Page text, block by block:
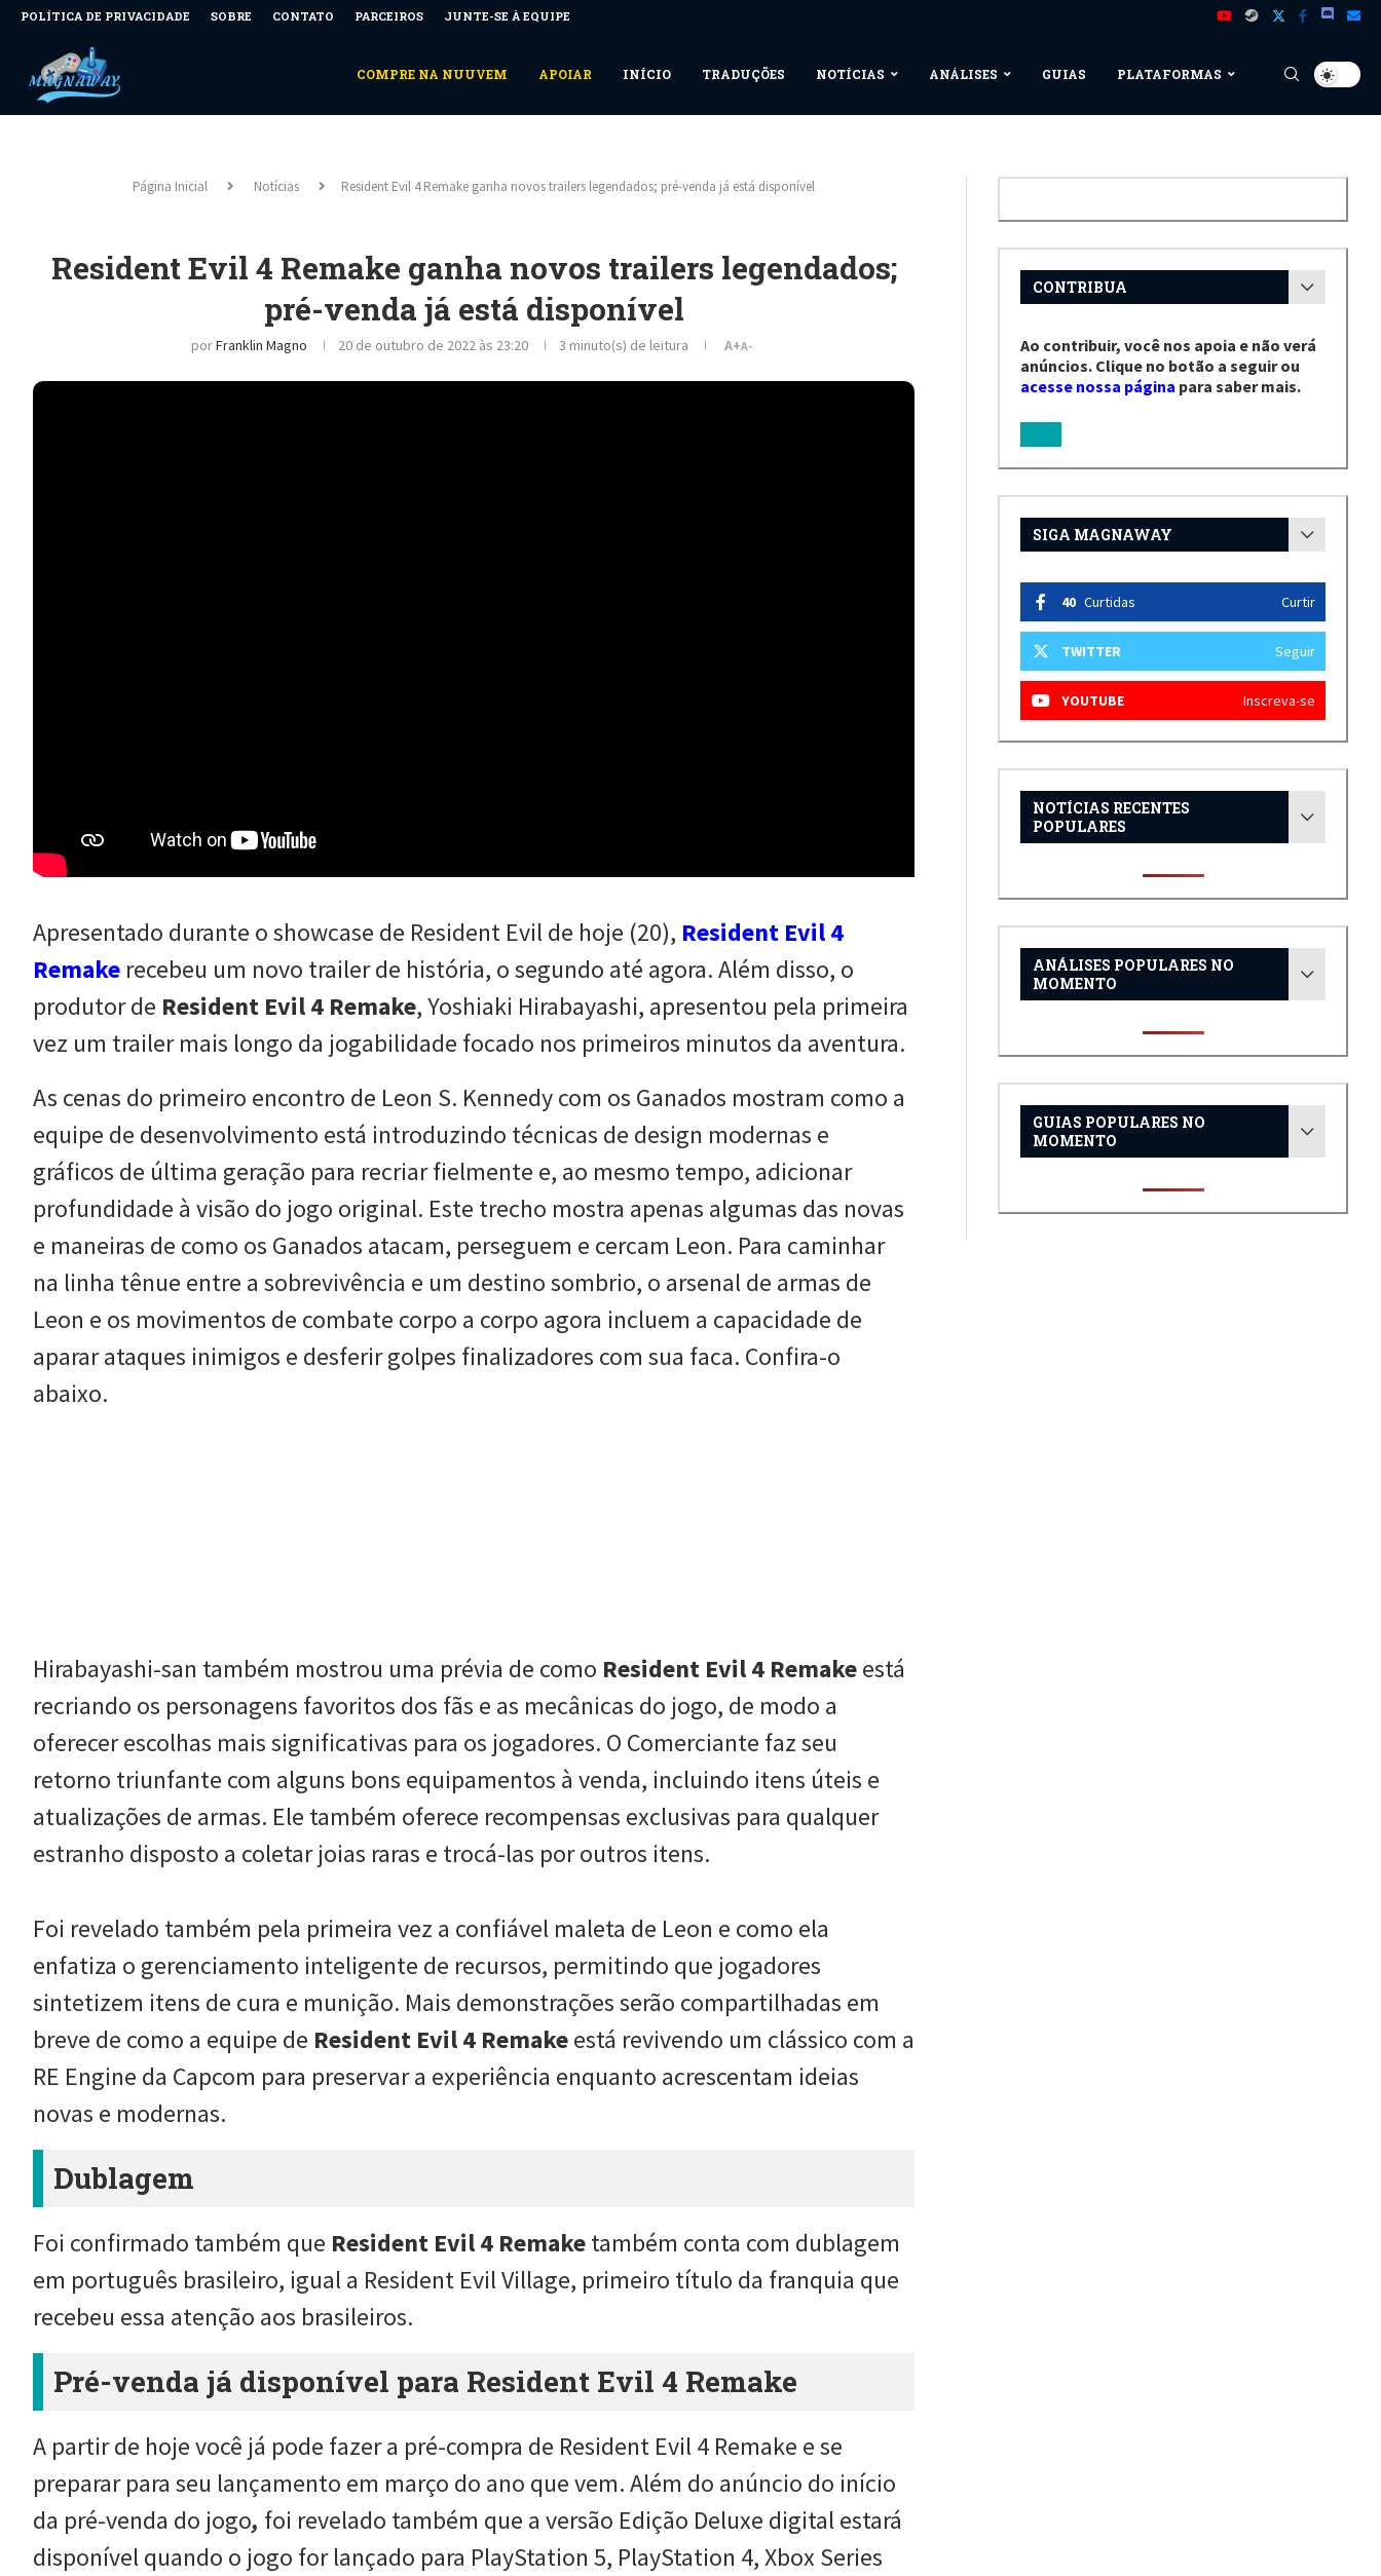
POLÍTICA DE PRIVACIDADE SOBRE CONTATO PARCEIROS JUNTE-SE À EQUIPE
COMPRE NA NUUVEM APOIAR INÍCIO TRADUÇÕES NOTÍCIAS ANÁLISES GUIAS PLATAFORMAS
Página Inicial Notícias Resident Evil 4 Remake ganha novos trailers legendados; pré-venda já está disponível
Resident Evil 4 Remake ganha novos trailers legendados;
pré-venda já está disponível
porFranklin Magno 20 de outubro de 2022 às 23:20 3 minuto(s) de leitura A+A-
Apresentado durante o showcase de Resident Evil de hoje (20), Resident Evil 4
Remake recebeu um novo trailer de história, o segundo até agora. Além disso, o
produtor de Resident Evil 4 Remake, Yoshiaki Hirabayashi, apresentou pela primeira
vez um trailer mais longo da jogabilidade focado nos primeiros minutos da aventura.
As cenas do primeiro encontro de Leon S. Kennedy com os Ganados mostram como a
equipe de desenvolvimento está introduzindo técnicas de design modernas e
gráficos de última geração para recriar fielmente e, ao mesmo tempo, adicionar
profundidade à visão do jogo original. Este trecho mostra apenas algumas das novas
e maneiras de como os Ganados atacam, perseguem e cercam Leon. Para caminhar
na linha tênue entre a sobrevivência e um destino sombrio, o arsenal de armas de
Leon e os movimentos de combate corpo a corpo agora incluem a capacidade de
aparar ataques inimigos e desferir golpes finalizadores com sua faca. Confira-o
abaixo.
Hirabayashi-san também mostrou uma prévia de como Resident Evil 4 Remakeestá
recriando os personagens favoritos dos fãs e as mecânicas do jogo, de modo a
oferecer escolhas mais significativas para os jogadores. O Comerciante faz seu
retorno triunfante com alguns bons equipamentos à venda, incluindo itens úteis e
atualizações de armas. Ele também oferece recompensas exclusivas para qualquer
estranho disposto a coletar joias raras e trocá-las por outros itens.
Foi revelado também pela primeira vez a confiável maleta de Leon e como ela
enfatiza o gerenciamento inteligente de recursos, permitindo que jogadores
sintetizem itens de cura e munição. Mais demonstrações serão compartilhadas em
breve de como a equipe de Resident Evil 4 Remakeestá revivendo um clássico com a
RE Engine da Capcom para preservar a experiência enquanto acrescentam ideias
novas e modernas.
Dublagem
Foi confirmado também que Resident Evil 4 Remaketambém conta com dublagem
em português brasileiro, igual a Resident Evil Village, primeiro título da franquia que
recebeu essa atenção aos brasileiros.
Pré-venda já disponível para Resident Evil 4 Remake
A partir de hoje você já pode fazer a pré-compra de Resident Evil 4 Remake e se
preparar para seu lançamento em março do ano que vem. Além do anúncio do início
da pré-venda do jogo, foi revelado também que a versão Edição Deluxe digital estará
disponível quando o jogo for lançado para PlayStation 5, PlayStation 4, Xbox Series
CONTRIBUA
Ao contribuir, você nos apoia e não verá
anúncios. Clique no botão a seguir ou
acesse nossa página para saber mais.
SIGA MAGNAWAY
40 Curtidas Curtir
TWITTER Seguir
YOUTUBE Inscreva-se
NOTÍCIAS RECENTES
POPULARES
ANÁLISES POPULARES NO
MOMENTO
GUIAS POPULARES NO
MOMENTO